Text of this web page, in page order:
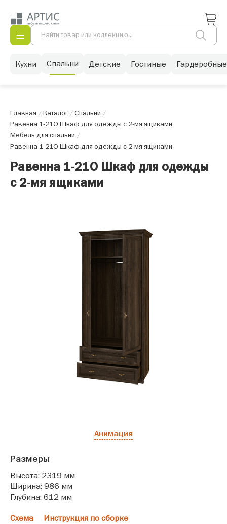
Кухни Спальни Детские Гостиные Гардеробные
Главная /Каталог/Спальни /
Равенна 1-21О Шкаф для одежды с 2-мя ящиками
Мебель для спальни /
Равенна 1-21О Шкаф для одежды с 2-мя ящиками
Равенна 1-21О Шкаф для одежды
с 2-мя ящиками
Анимация
Размеры
Высота: 2319 мм
Ширина: 986 мм
Глубина: 612 мм
Схема Инструкция по сборке